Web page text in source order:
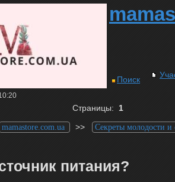
Поиск
Страницы: 1
mamastore.com.ua >>
Секреты молодости и
питания?